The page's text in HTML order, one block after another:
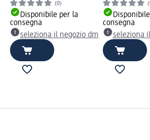
(0)
Disponibile per la
consegna
seleziona il negozio dm
consegna
seleziona